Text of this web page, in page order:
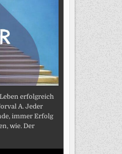
erfolgreich
A. Jeder
immer Erfolg
wie. Der